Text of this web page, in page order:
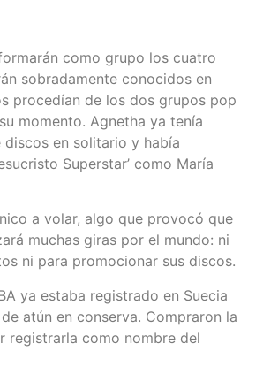
como grupo los cuatro
sobradamente conocidos en
procedían de los dos grupos pop
momento. Agnetha ya tenía
discos en solitario y había
Superstar’ como María
a volar, algo que provocó que
muchas giras por el mundo: ni
ni para promocionar sus discos.
ya estaba registrado en Suecia
atún en conserva. Compraron la
registrarla como nombre del